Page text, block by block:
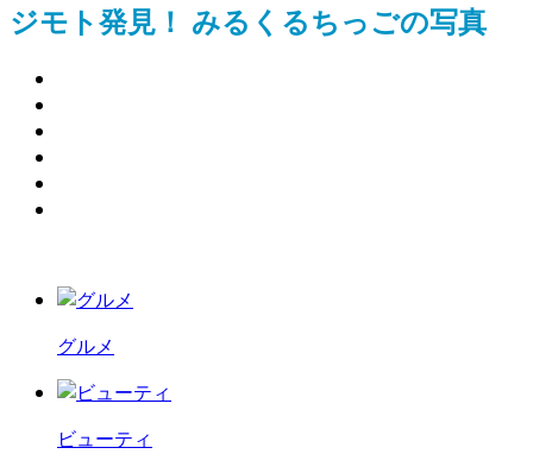
ジモト発見！ みるくるちっごの写真
グルメ
ビューティ